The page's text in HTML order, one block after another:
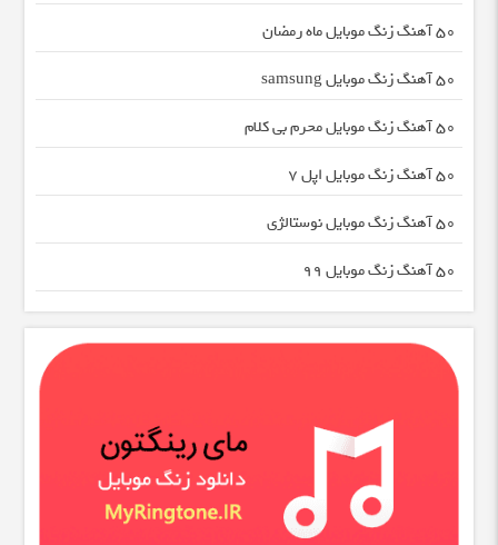
50 آهنگ زنگ موبایل ماه رمضان
50 آهنگ زنگ موبایل samsung
50 آهنگ زنگ موبایل محرم بی کلام
50 آهنگ زنگ موبایل اپل 7
50 آهنگ زنگ موبایل نوستالژی
50 آهنگ زنگ موبایل 99